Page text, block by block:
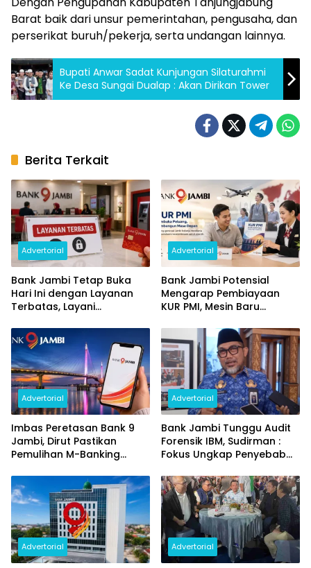
Barat baik dari unsur pemerintahan, pengusaha, dan
perserikat buruh/pekerja, serta undangan lainnya.
Bupati Anwar Sadat Kunjungan Silaturahmi
Ke Desa Sungai Dualap : Akan Dirikan Tower
Berita Terkait
Advertorial
Bank Jambi Tetap Buka
Hari Ini dengan Layanan
Terbatas, Layani
dan Perubahan PIN
Advertorial
Bank Jambi Potensial
Mengarap Pembiayaan
KUR PMI, Mesin Baru
Daerah
Advertorial
Imbas Peretasan Bank 9
Jambi, Dirut Pastikan
Pemulihan M-Banking
Advertorial
Bank Jambi Tunggu Audit
Forensik IBM, Sudirman :
Fokus Ungkap Penyebab
Rp144 Miliar
Advertorial Advertorial